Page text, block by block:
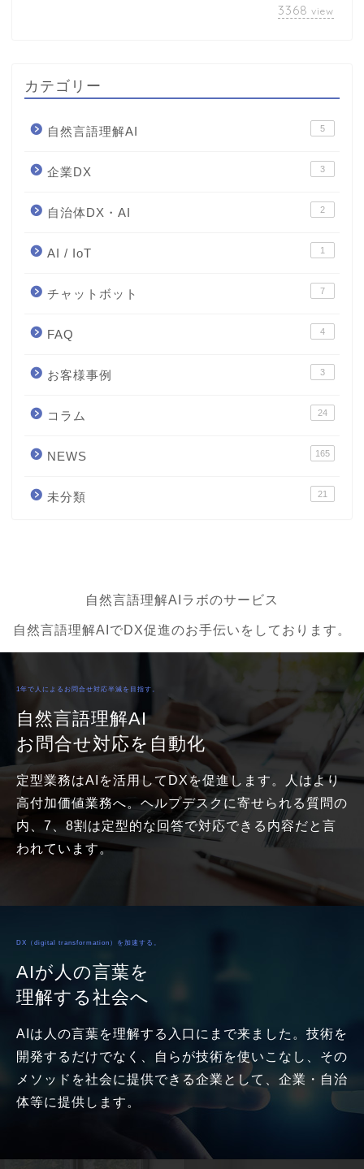
3368 view
カテゴリー
自然言語理解AI 5
企業DX 3
自治体DX・AI 2
AI / IoT 1
チャットボット 7
FAQ 4
お客様事例 3
コラム 24
NEWS 165
未分類 21
自然言語理解AIラボのサービス
自然言語理解AIでDX促進のお手伝いをしております。
1年で人によるお問合せ対応半減を目指す。
自然言語理解AI
お問合せ対応を自動化
定型業務はAIを活用してDXを促進します。人はより
高付加価値業務へ。ヘルプデスクに寄せられる質問の
内、7、8割は定型的な回答で対応できる内容だと言
われています。
DX（digital transformation）を加速する。
AIが人の言葉を
理解する社会へ
AIは人の言葉を理解する入口にまで来ました。技術を
開発するだけでなく、自らが技術を使いこなし、その
メソッドを社会に提供できる企業として、企業・自治
体等に提供します。